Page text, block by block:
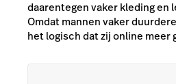
daarentegen vaker kleding en
Omdat mannen vaker
het logisch dat zij online meer